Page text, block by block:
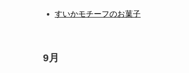
すいかモチーフのお菓子
9月